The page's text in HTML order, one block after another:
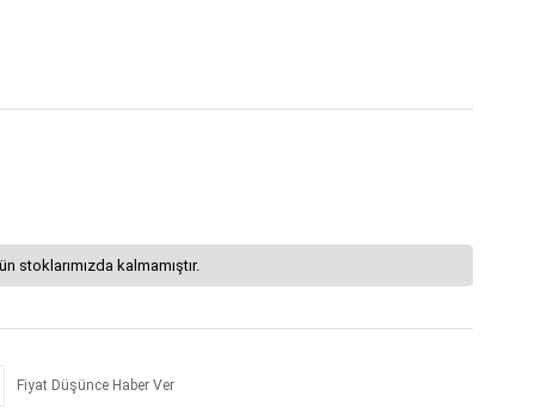
stoklarımızda kalmamıştır.
Fiyat Düşünce Haber Ver